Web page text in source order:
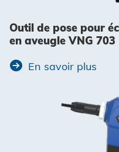
Outil de pose pour
en aveugle VNG 703
En savoir plus